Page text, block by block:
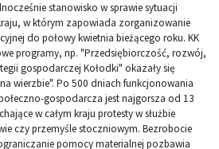
stanowisko w sprawie sytuacji
w którym zapowiada zorganizowanie
do połowy kwietnia bieżącego roku. KK
programy, np. "Przedsiębiorczość, rozwój,
gospodarczej Kołodki" okazały się
wierzbie". Po 500 dniach funkcjonowania
gospodarcza jest najgorsza od 13
w całym kraju protesty w służbie
czy przemyśle stoczniowym. Bezrobocie
pomocy materialnej pozbawia